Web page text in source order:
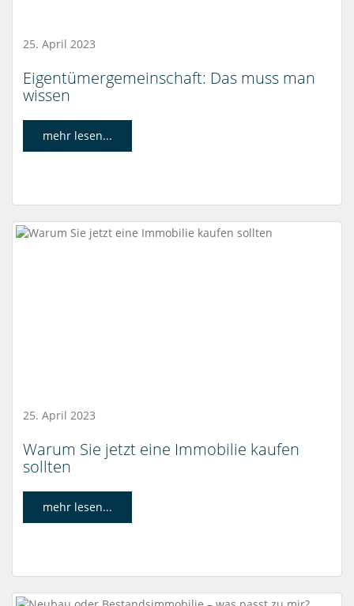
25. April 2023
Eigentümergemeinschaft: Das muss man
wissen
mehr lesen...
25. April 2023
Warum Sie jetzt eine Immobilie kaufen
sollten
mehr lesen...